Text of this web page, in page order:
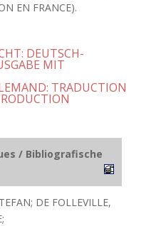
EN FRANCE).
DEUTSCH-
MIT
TRADUCTION
/ Bibliografische
DE FOLLEVILLE,